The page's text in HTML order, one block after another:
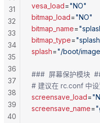
vesa_load="NO"
bitmap_load="NO"
bitmap_name=
bitmap_type=
splash="/boot/
###  屏幕保护模块
# 建议在 rc.conf 中
screensave_load=
screensave_name=
31
32
33
34
35
36
37
38
39
40